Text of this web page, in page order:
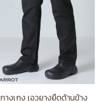
กางเกง เอวยางยืดด้านข้าง